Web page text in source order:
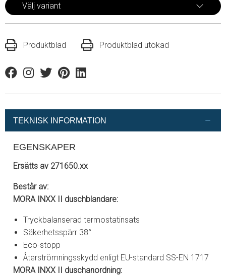
Välj variant
Produktblad Produktblad utökad
FacebookInstagram
TwitterPinterestLinkedin
TEKNISK INFORMATION
EGENSKAPER
Ersätts av 271650.xx
Består av:
MORA INXX II duschblandare:
Tryckbalanserad termostatinsats
Säkerhetsspärr 38°
Eco-stopp
Återströmningsskydd enligt EU-standard SS-EN 1717
MORA INXX II duschanordning: